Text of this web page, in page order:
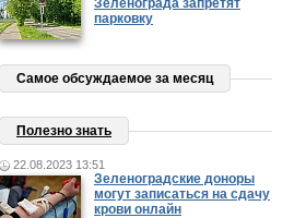
Зеленограда запретят
парковку
Самое обсуждаемое за месяц
Полезно знать
22.08.2023 13:51
Зеленоградские доноры
могут записаться на сдачу
крови онлайн